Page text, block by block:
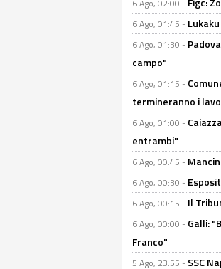
6 Ago, 02:00 -
6 Ago, 01:45 -
6 Ago, 01:30 -
campo"
6 Ago, 01:15 -
termineranno i
6 Ago, 01:00 -
entrambi"
6 Ago, 00:45 -
6 Ago, 00:30 -
6 Ago, 00:15 - Il
6 Ago, 00:00 - Galli:
Franco"
5 Ago, 23:55 - SSC